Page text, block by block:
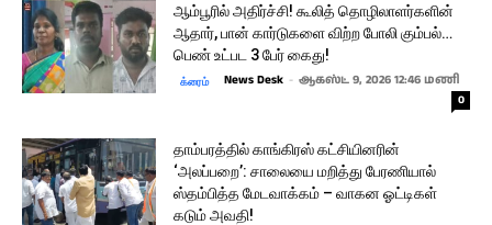
ஆம்பூரில் அதிர்ச்சி! கூலித் தொழிலாளர்களின்
ஆதார், பான் கார்டுகளை விற்ற போலி கும்பல்…
பெண் உட்பட 3 பேர் கைது!
க்ரைம் News Desk - ஆகஸ்ட் 9, 2026 12:46 மணி
0
தாம்பரத்தில் காங்கிரஸ் கட்சியினரின்
‘அலப்பறை’: சாலையை மறித்து பேரணியால்
ஸ்தம்பித்த மேடவாக்கம் – வாகன ஓட்டிகள்
கடும் அவதி!